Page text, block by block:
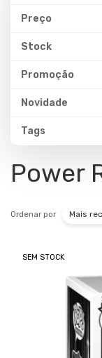
Preço
Stock
Promoção
Novidade
Tags
Power
Ordenar por Mais
SEM STOCK